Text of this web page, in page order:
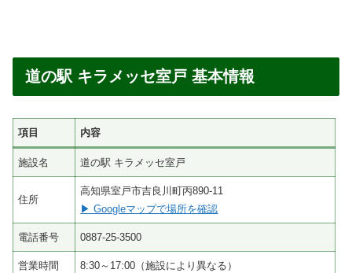
道の駅 キラメッセ室戸 基本情報
項目 内容
施設名 道の駅 キラメッセ室戸
住所
高知県室戸市吉良川町丙890-11
▶ Googleマップで場所を確認
電話番号 0887-25-3500
営業時間 8:30～17:00（施設により異なる）